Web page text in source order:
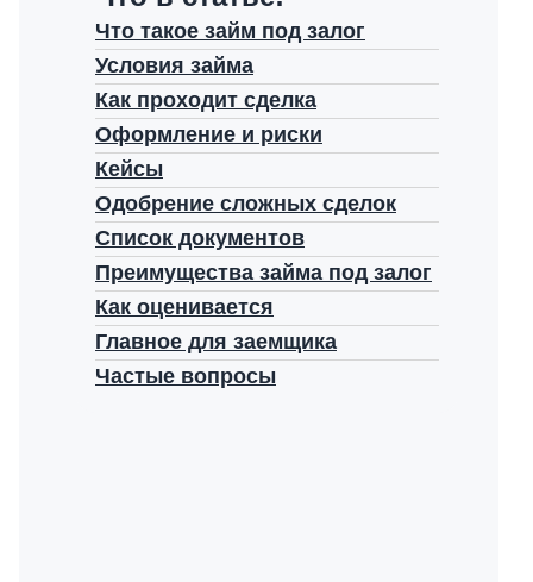
Что такое займ под залог
Условия займа
Как проходит сделка
Оформление и риски
Кейсы
Одобрение сложных сделок
Список документов
Преимущества займа под залог
Как оценивается
Главное для заемщика
Частые вопросы